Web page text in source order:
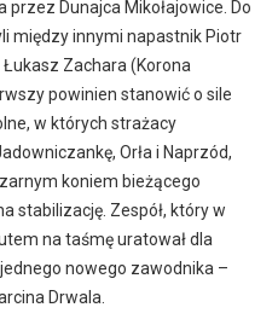
Dunajca Mikołajowice. Do
między innymi napastnik Piotr
Zachara (Korona
powinien stanowić o sile
w których strażacy
Orła i Naprzód,
koniem bieżącego
stabilizację. Zespół, który w
na taśmę uratował dla
nowego zawodnika –
Drwala.